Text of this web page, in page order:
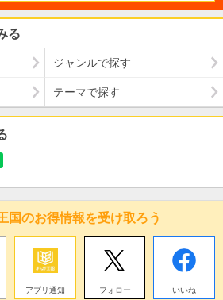
る
ジャンルで探す
テーマで探す
国のお得情報を受け取ろう
アプリ通知 フォロー いいね